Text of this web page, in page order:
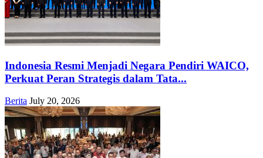
Indonesia Resmi Menjadi Negara Pendiri WAICO,
Perkuat Peran Strategis dalam Tata...
Berita July 20, 2026